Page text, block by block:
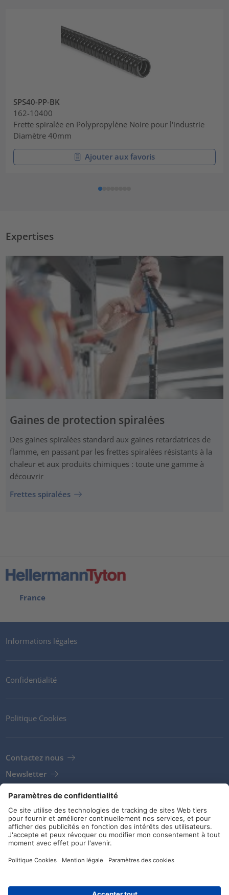
SPS40-PP-BK
162-10400
Frette spiralée en Polypropylène Noire pour l'industrie
Diamètre 40mm
Ajouter aux favoris
Expertises
Gaines de protection spiralées
Des gaines spiralées standard aux gaines retardatrices de
flamme, en passant par les frettes spiralées résistants à la
chaleur et aux produits chimiques : toute une gamme à
découvrir
Frettes spiralées
France
Informations légales
Confidentialité
Politique Cookies
Contactez nous
Newsletter
Clients
Fournisseurs
Conditions de stockage
Réseaux sociaux